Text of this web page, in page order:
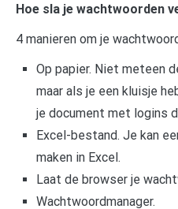
Hoe sla je wachtwoorden
4 manieren om je
Op papier. Niet meteen
maar als je een kluisje
je document met logins
Excel-bestand. Je kan
maken in Excel.
Laat de browser je
Wachtwoordmanager.